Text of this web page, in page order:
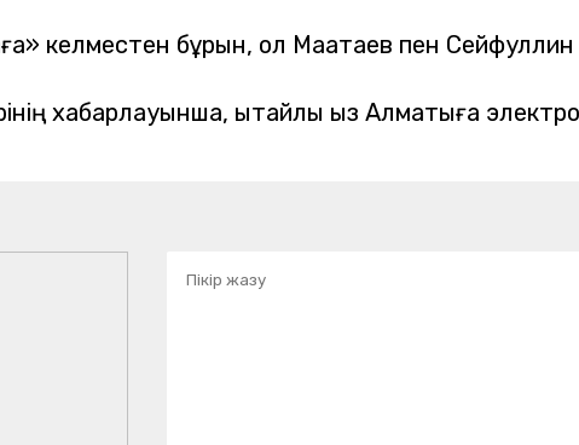
келместен бұрын, ол Мақатаев пен
хабарлауынша, қытайлық қыз Алматыға